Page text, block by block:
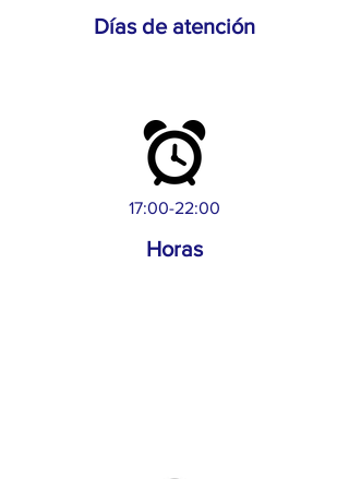
Días de atención
17:00-22:00
Horas